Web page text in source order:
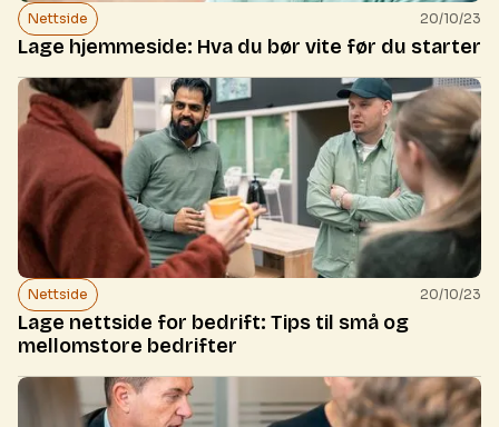
Nettside 20/10/23
Lage hjemmeside: Hva du bør vite før du starter
Nettside 20/10/23
Lage nettside for bedrift: Tips til små og
mellomstore bedrifter